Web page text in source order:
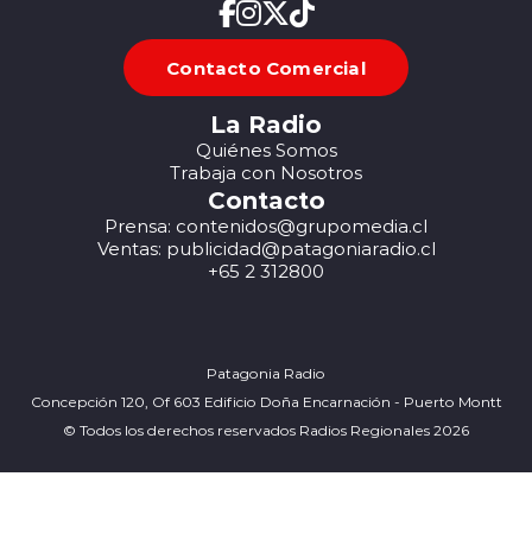
Contacto Comercial
La Radio
Quiénes Somos
Trabaja con Nosotros
Contacto
Prensa: contenidos@grupomedia.cl
Ventas: publicidad@patagoniaradio.cl
+65 2 312800
Patagonia Radio
Concepción 120, Of 603 Edificio Doña Encarnación - Puerto Montt
© Todos los derechos reservados Radios Regionales 2026